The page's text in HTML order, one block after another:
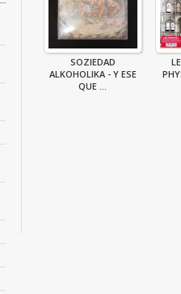
SOZIEDAD
ALKOHOLIKA - Y ESE
QUE ...